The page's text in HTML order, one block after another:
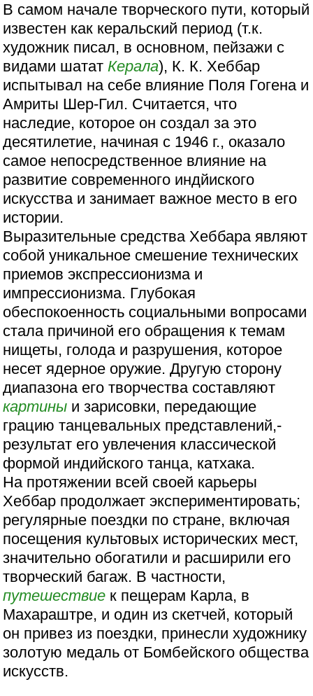
В самом начале творческого пути, который
известен как керальский период (т.к.
художник писал, в основном, пейзажи с
видами шататКерала), К. К. Хеббар
испытывал на себе влияние Поля Гогена и
Амриты Шер-Гил. Считается, что
наследие, которое он создал за это
десятилетие, начиная с 1946 г., оказало
самое непосредственное влияние на
развитие современного индйиского
искусства и занимает важное место в его
истории.
Выразительные средства Хеббара являют
собой уникальное смешение технических
приемов экспрессионизма и
импрессионизма. Глубокая
обеспокоенность социальными вопросами
стала причиной его обращения к темам
нищеты, голода и разрушения, которое
несет ядерное оружие. Другую сторону
диапазона его творчества составляют
картины и зарисовки, передающие
грацию танцевальных представлений,-
результат его увлечения классической
формой индийского танца, катхака.
На протяжении всей своей карьеры
Хеббар продолжает экспериментировать;
регулярные поездки по стране, включая
посещения культовых исторических мест,
значительно обогатили и расширили его
творческий багаж. В частности,
путешествие к пещерам Карла, в
Махараштре, и один из скетчей, который
он привез из поездки, принесли художнику
золотую медаль от Бомбейского общества
искусств.